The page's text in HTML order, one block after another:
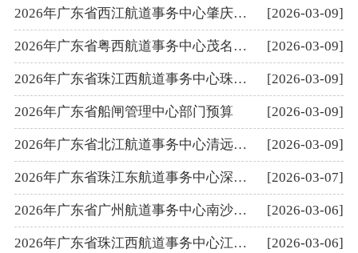
2026年广东省西江航道事务中心肇庆航道所部门预算 [2026-03-09]
2026年广东省粤西航道事务中心茂名航道所部门预算 [2026-03-09]
2026年广东省珠江西航道事务中心珠海航道所部门预算 [2026-03-09]
2026年广东省船闸管理中心部门预算 [2026-03-09]
2026年广东省北江航道事务中心清远航道所部门预算 [2026-03-09]
2026年广东省珠江东航道事务中心深圳航道所部门预算 [2026-03-07]
2026年广东省广州航道事务中心南沙航道所部门预算 [2026-03-06]
2026年广东省珠江西航道事务中心江门航道所部门预算 [2026-03-06]